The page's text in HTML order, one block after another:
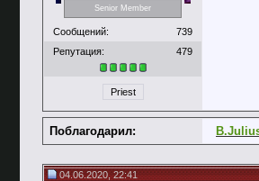
Senior Member
Сообщений:
739
Репутация:
479
Priest
Поблагодарил:
04.06.2020, 22:41